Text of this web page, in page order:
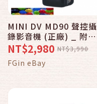
MINI DV MD90 聲控攝
錄影音機 (正廠) _ 附
4GB 卡
NT$2,980 NT$3,990
FGin eBay